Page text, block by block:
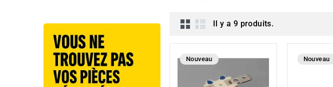
Il y a 9 produits.
Nouveau Nouveau